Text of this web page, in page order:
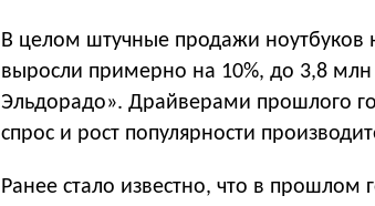
В целом штучные продажи ноутбуков
выросли примерно на 10%, до 3,8
Эльдорадо». Драйверами прошлого
спрос и рост популярности
Ранее стало известно, что в прошлом